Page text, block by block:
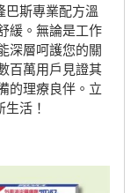
巴斯專業配方溫
緩。無論是工作
深層呵護您的關
百萬用戶見證其
的理療良伴。立
活！